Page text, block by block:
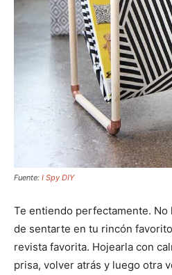
Fuente: I Spy DIY
Te entiendo perfectamente. No
de sentarte en tu rincón
revista favorita. Hojearla con
prisa, volver atrás y luego otra